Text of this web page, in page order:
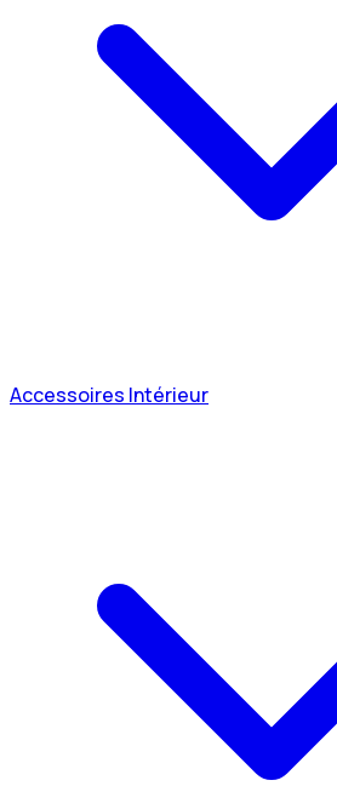
Accessoires Intérieur